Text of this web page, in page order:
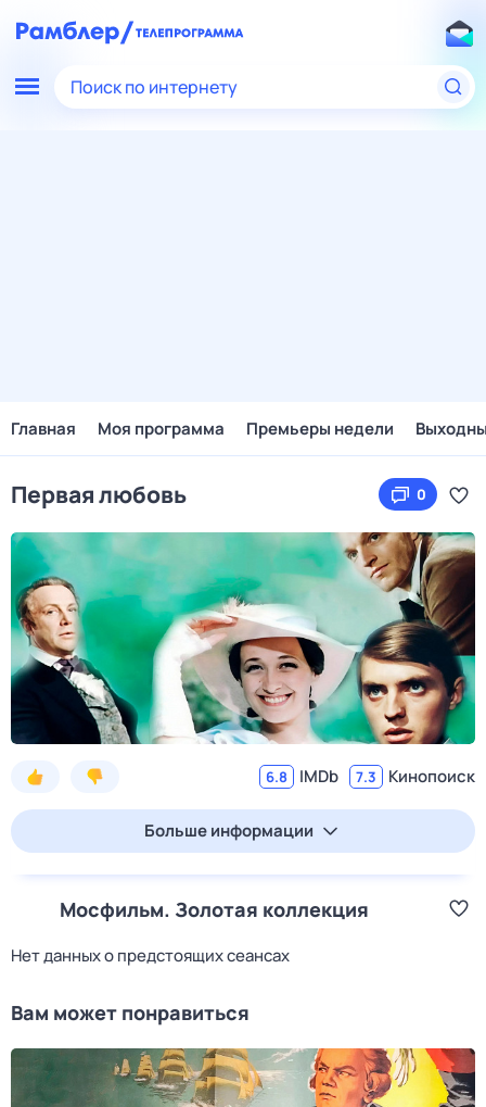
Поиск по интернету
Главная Моя программа Премьеры недели
Первая любовь 0
6.8 IMDb 7.3 Кинопоиск
Больше информации
Мосфильм. Золотая коллекция
Нет данных о предстоящих сеансах
Вам может понравиться